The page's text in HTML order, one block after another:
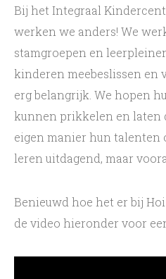
Bij het Integraal
werken we anders! We
stamgroepen en
kinderen meebeslissen en
erg belangrijk. We hopen
kunnen prikkelen en laten
eigen manier hun talenten
leren uitdagend, maar
Benieuwd hoe het er bij
de video hieronder voor